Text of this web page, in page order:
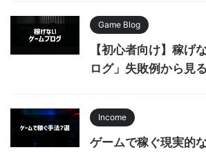
Game Blog
【初心者向け】稼げ
ログ」失敗例から見
Income
ゲームで稼ぐ現実的